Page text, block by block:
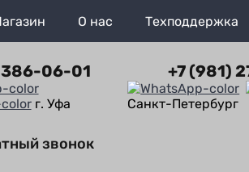
О нас Техподдержка
г. Уфа
386-06-01
Санкт-Петербург
+7 (981)
звонок